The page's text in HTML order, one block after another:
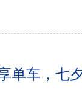
单车，七